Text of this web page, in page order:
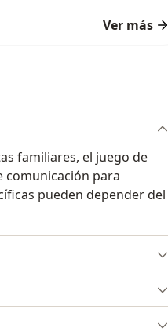
Ver más
familiares, el juego de
comunicación para
pueden depender del